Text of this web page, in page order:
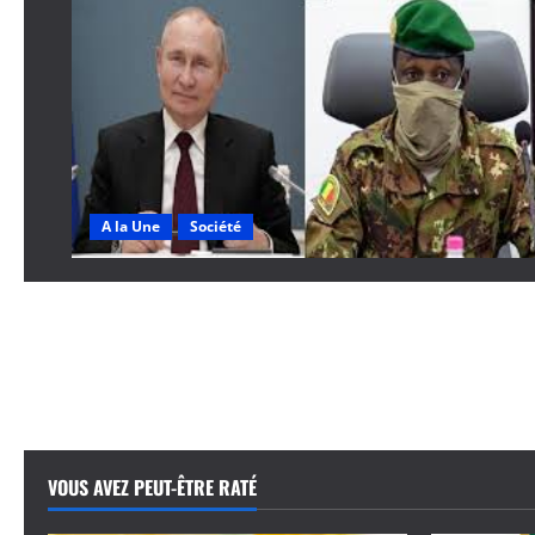
A la Une Société
VOUS AVEZ PEUT-ÊTRE RATÉ